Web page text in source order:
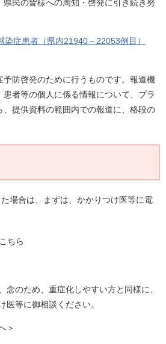
民の皆様への周知・啓発に引き続き努
染症患者（県内21940～22053例目）
防啓発のために行うものです。報道機
者等の個人に係る情報について、プラ
、提供資料の範囲内での報道に、格段の
場合は、まずは、かかりつけ医等に電
ちら
のため、重症化しやすい方と同様に、
医等に御相談ください。
＞